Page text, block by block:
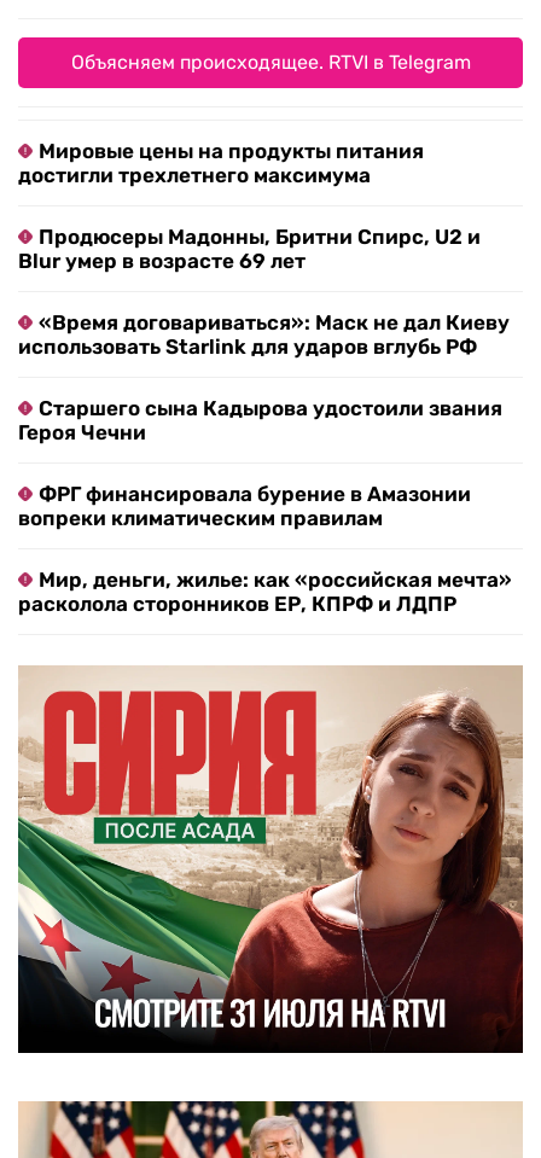
Объясняем происходящее. RTVI в Telegram
Мировые цены на продукты питания
достигли трехлетнего максимума
Продюсеры Мадонны, Бритни Спирс, U2 и
Blur умер в возрасте 69 лет
«Время договариваться»: Маск не дал Киеву
использовать Starlink для ударов вглубь РФ
Старшего сына Кадырова удостоили звания
Героя Чечни
ФРГ финансировала бурение в Амазонии
вопреки климатическим правилам
Мир, деньги, жилье: как «российская мечта»
расколола сторонников ЕР, КПРФ и ЛДПР